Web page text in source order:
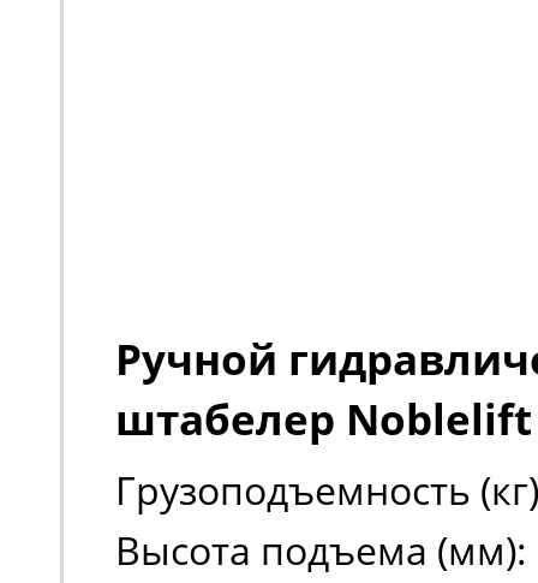
Ручной
штабелер Noblelift
Грузоподъемность
Высота подъема (мм):